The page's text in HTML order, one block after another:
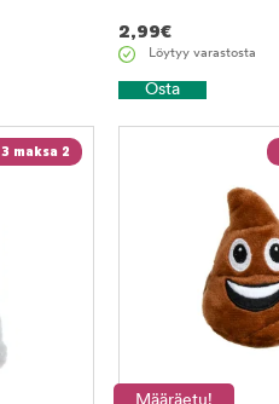
2,99€
Löytyy varastosta
Osta
maksa 2